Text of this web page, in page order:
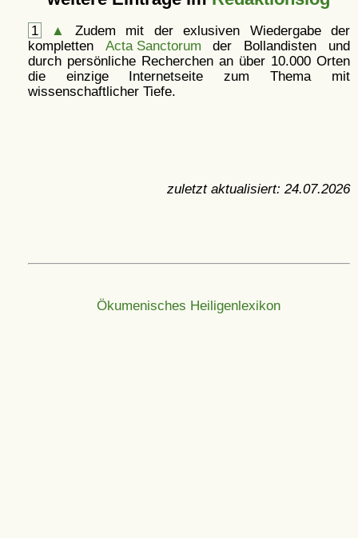
1 ▲
Zudem mit der exlusiven Wiedergabe der
kompletten Acta Sanctorum der Bollandisten und
durch persönliche Recherchen an über 10.000 Orten
die einzige Internetseite zum Thema mit
wissenschaftlicher Tiefe.
zuletzt aktualisiert: 24.07.2026
Ökumenisches Heiligenlexikon